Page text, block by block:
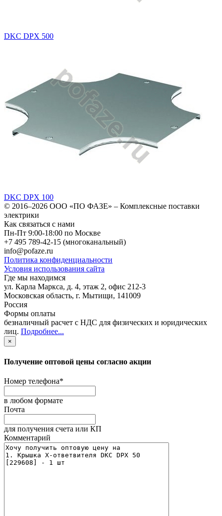
DKC DPX 500
DKC DPX 100
© 2016–2026 ООО «ПО ФАЗЕ» – Комплексные поставки
электрики
Как связаться с нами
Пн-Пт 9:00-18:00 по Москве
+7 495 789-42-15 (многоканальный)
info@pofaze.ru
Политика конфиденциальности
Условия использования сайта
Где мы находимся
ул. Карла Маркса, д. 4, этаж 2, офис 212-3
Московская область, г. Мытищи, 141009
Россия
Формы оплаты
безналичный расчет с НДС для физических и юридических
лиц. Подробнее...
×
Получение оптовой цены согласно акции
Номер телефона*
в любом формате
Почта
для получения счета или КП
Комментарий